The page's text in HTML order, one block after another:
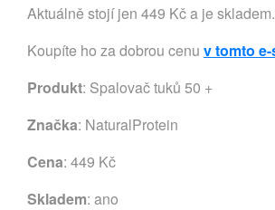
Aktuálně stojí jen 449 Kč a je skladem.
Koupíte ho za dobrou cenu v tomto
Produkt: Spalovač tuků 50 +
Značka: NaturalProtein
Cena: 449 Kč
Skladem: ano